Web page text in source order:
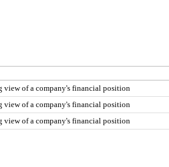
of a company's financial position
of a company's financial position
of a company's financial position